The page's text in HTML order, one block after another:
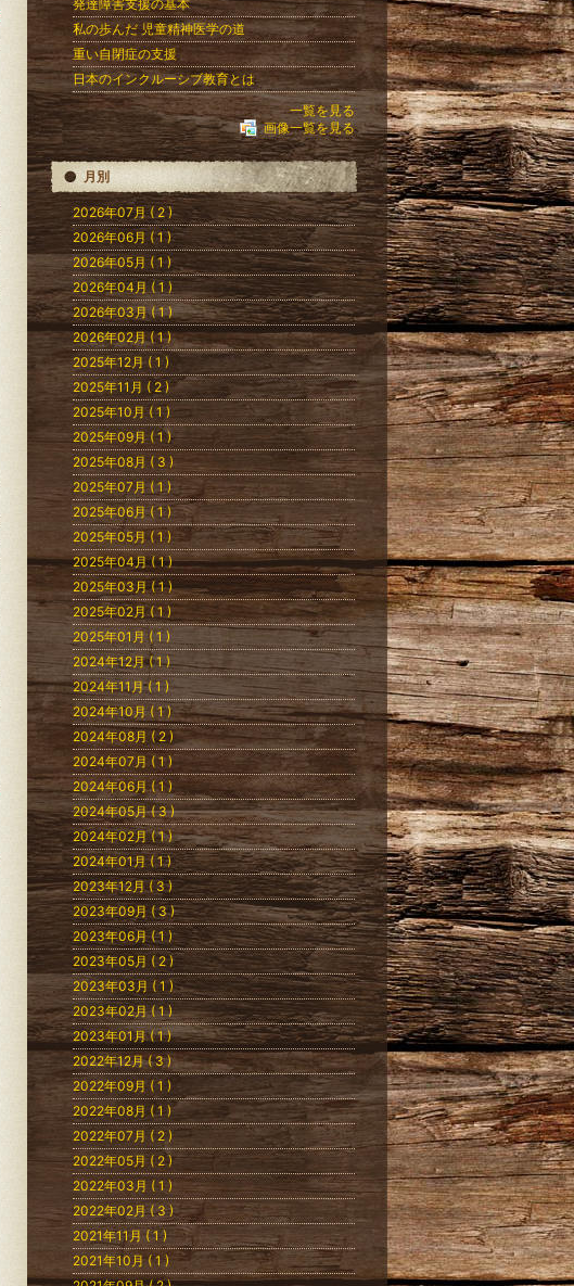
発達障害支援の基本
私の歩んだ 児童精神医学の道
重い自閉症の支援
日本のインクルーシブ教育とは
一覧を見る
画像一覧を見る
月別
2026年07月 ( 2 )
2026年06月 ( 1 )
2026年05月 ( 1 )
2026年04月 ( 1 )
2026年03月 ( 1 )
2026年02月 ( 1 )
2025年12月 ( 1 )
2025年11月 ( 2 )
2025年10月 ( 1 )
2025年09月 ( 1 )
2025年08月 ( 3 )
2025年07月 ( 1 )
2025年06月 ( 1 )
2025年05月 ( 1 )
2025年04月 ( 1 )
2025年03月 ( 1 )
2025年02月 ( 1 )
2025年01月 ( 1 )
2024年12月 ( 1 )
2024年11月 ( 1 )
2024年10月 ( 1 )
2024年08月 ( 2 )
2024年07月 ( 1 )
2024年06月 ( 1 )
2024年05月 ( 3 )
2024年02月 ( 1 )
2024年01月 ( 1 )
2023年12月 ( 3 )
2023年09月 ( 3 )
2023年06月 ( 1 )
2023年05月 ( 2 )
2023年03月 ( 1 )
2023年02月 ( 1 )
2023年01月 ( 1 )
2022年12月 ( 3 )
2022年09月 ( 1 )
2022年08月 ( 1 )
2022年07月 ( 2 )
2022年05月 ( 2 )
2022年03月 ( 1 )
2022年02月 ( 3 )
2021年11月 ( 1 )
2021年10月 ( 1 )